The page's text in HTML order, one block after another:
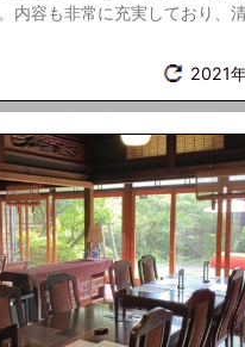
内容も非常に充実しており、
2021